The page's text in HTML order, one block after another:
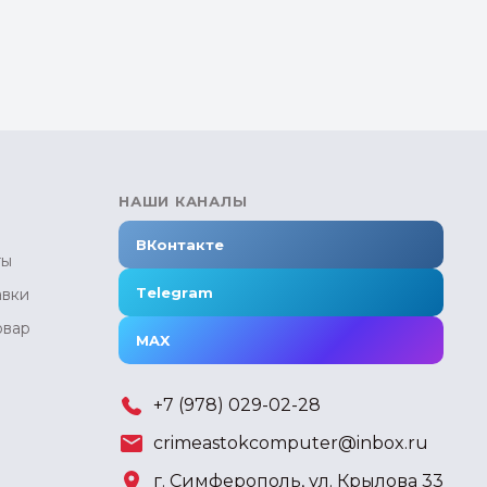
НАШИ КАНАЛЫ
ВКонтакте
Telegram
MAX
+7 (978) 029-02-28
crimeastokcomputer@inbox.ru
г. Симферополь, ул. Крылова 33